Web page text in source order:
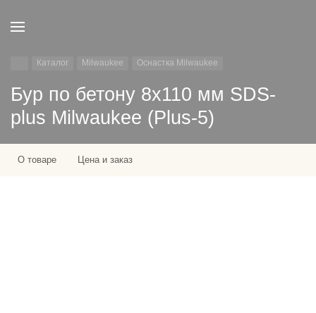
Каталог Milwaukee Оснастка Milwaukee
Бур по бетону 8х110 мм SDS-
plus Milwaukee (Plus-5)
О товаре Цена и заказ